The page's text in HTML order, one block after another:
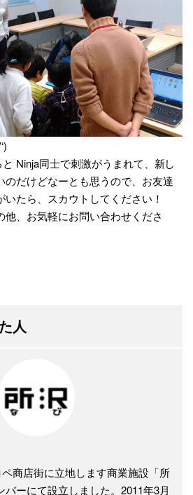
Ninja同士で刺激がうまれて、新し
のだけどなーとも思うので、お友達
たら、スカウトしてください！
他、お気軽にお問い合わせくださ
人
商店街に立地します商業施設「所
ーにて設立しました。2011年3月